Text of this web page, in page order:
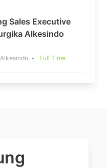
Sales Executive
Alkesindo
Full Time